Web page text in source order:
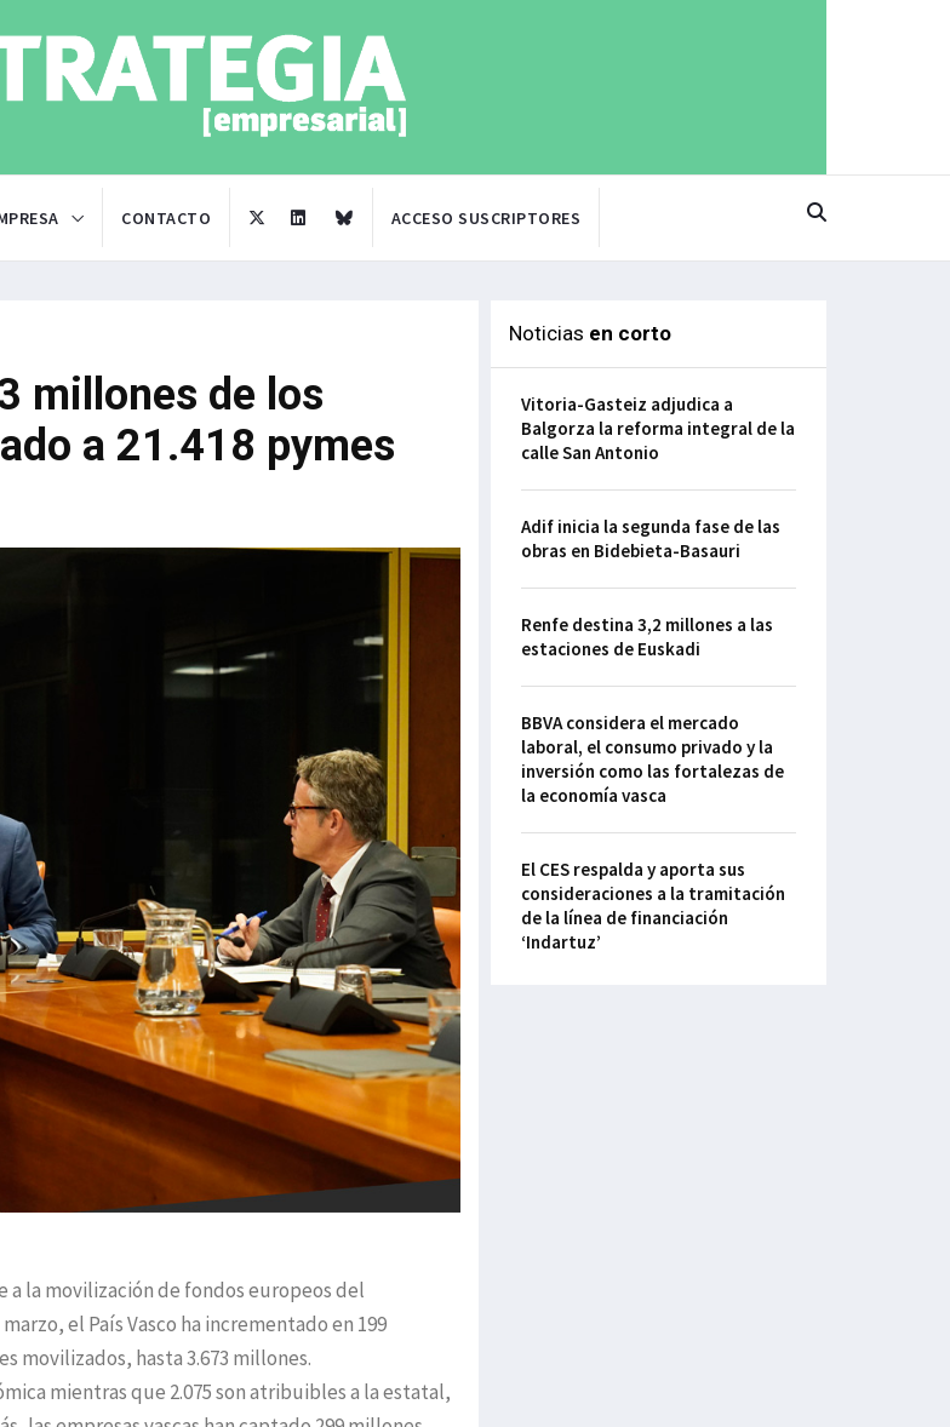
CONTACTO ACCESO SUSCRIPTORES
millones de los
a 21.418 pymes
la movilización de fondos europeos del
el País Vasco ha incrementado en 199
movilizados, hasta 3.673 millones.
mientras que 2.075 son atribuibles a la estatal,
Noticias en corto
Vitoria-Gasteiz adjudica a
Balgorza la reforma integral de la
calle San Antonio
Adif inicia la segunda fase de las
obras en Bidebieta-Basauri
Renfe destina 3,2 millones a las
estaciones de Euskadi
BBVA considera el mercado
laboral, el consumo privado y la
inversión como las fortalezas de
la economía vasca
El CES respalda y aporta sus
consideraciones a la tramitación
de la línea de financiación
‘Indartuz’